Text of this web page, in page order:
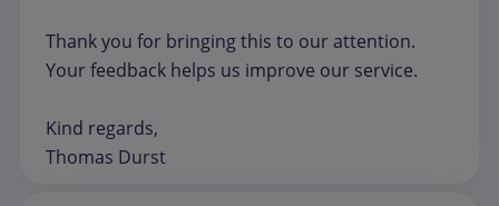
Thank you for bringing this to our attention.
Your feedback helps us improve our service.
Kind regards,
Thomas Durst